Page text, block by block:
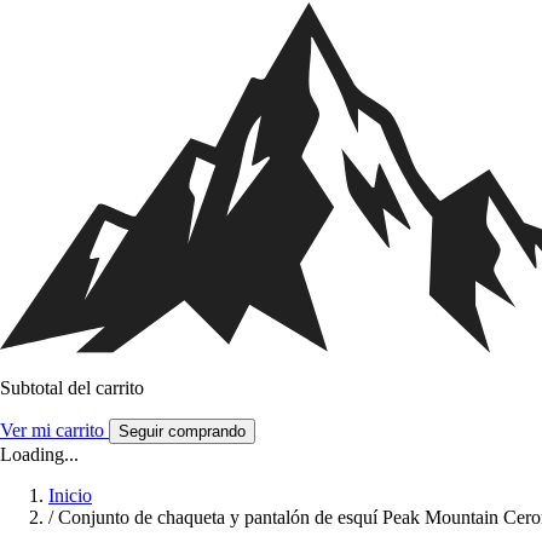
Subtotal del carrito
Ver mi carrito Seguir comprando
Loading...
Inicio
/ Conjunto de chaqueta y pantalón de esquí Peak Mountain